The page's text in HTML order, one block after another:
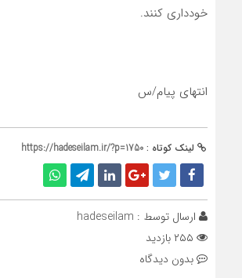
خودداری کنند.
انتهای پیام/س
لینک کوتاه : https://hadeseilam.ir/?p=1750
ارسال توسط : hadeseilam
بدون دیدگاه